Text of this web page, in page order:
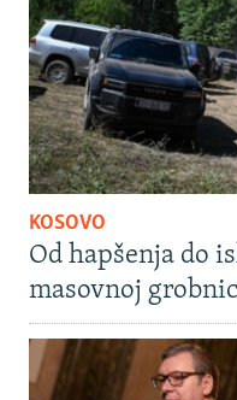
KOSOVO
Od hapšenja do
masovnoj